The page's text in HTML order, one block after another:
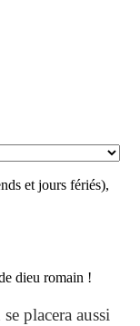
et jours fériés),
dieu romain !
placera aussi